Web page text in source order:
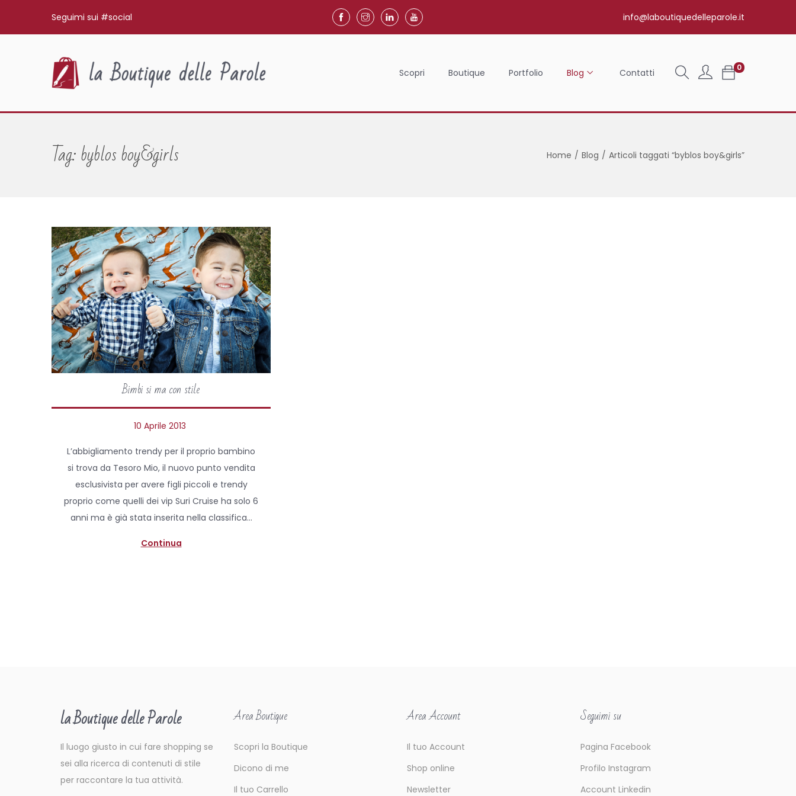
Seguimi sui #social info@laboutiquedelleparole.it
Scopri Boutique Portfolio Blog Contatti 0
Tag:byblos boy&girls Home / Blog / Articoli taggati “byblos boy&girls”
Bimbi si ma con stile
P
s
t
e
d
o
10 Aprile 2013
A
L’abbigliamento trendy per il proprio bambino
si trova da Tesoro Mio, il nuovo punto vendita
esclusivista per avere figli piccoli e trendy
proprio come quelli dei vip Suri Cruise ha solo 6
anni ma è già stata inserita nella classifica…
Continua
la Boutique delle Parole
Il luogo giusto in cui fare shopping se
sei alla ricerca di contenuti di stile
per raccontare la tua attività.
Area Boutique
Scopri la Boutique
Dicono di me
Il tuo Carrello
Area Account
Il tuo Account
Shop online
Newsletter
Seguimi su
Pagina Facebook
Profilo Instagram
Account Linkedin